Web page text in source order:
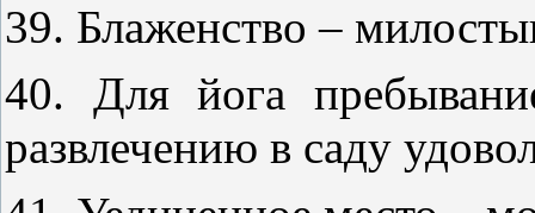
39. Блаженство –
40. Для йога
развлечению в саду